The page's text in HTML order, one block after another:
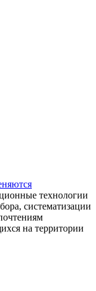
технологии
систематизации
на территории